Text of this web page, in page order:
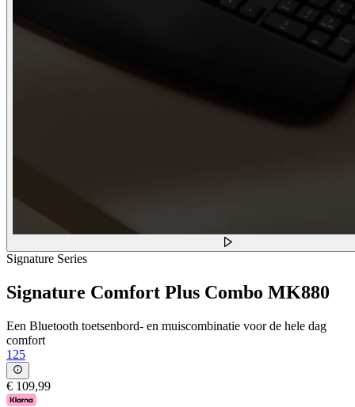
Signature Series
Signature Comfort Plus Combo MK880
Een Bluetooth toetsenbord- en muiscombinatie voor de hele dag
comfort
125
€ 109,99